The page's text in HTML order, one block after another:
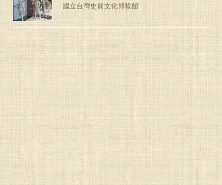
國立台灣史前文化博物館